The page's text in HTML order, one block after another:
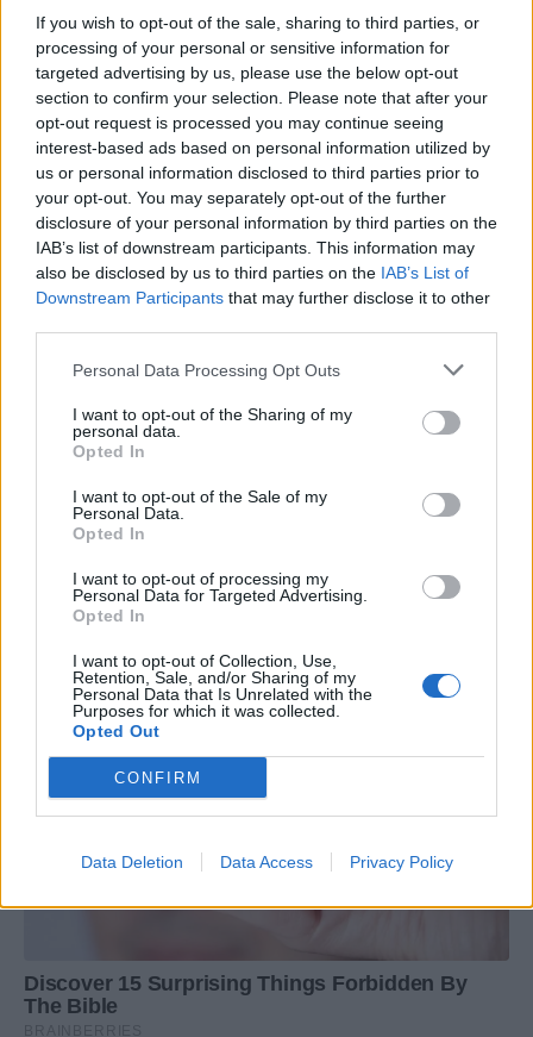
If you wish to opt-out of the sale, sharing to third parties, or
processing of your personal or sensitive information for
targeted advertising by us, please use the below opt-out
section to confirm your selection. Please note that after your
opt-out request is processed you may continue seeing
interest-based ads based on personal information utilized by
us or personal information disclosed to third parties prior to
your opt-out. You may separately opt-out of the further
disclosure of your personal information by third parties on the
IAB’s list of downstream participants. This information may
also be disclosed by us to third parties on the IAB’s List of
Downstream Participants that may further disclose it to other
Personal Data Processing Opt Outs
I want to opt-out of the Sharing of my
personal data.
Opted In
I want to opt-out of the Sale of my
Personal Data.
Opted In
I want to opt-out of processing my
Personal Data for Targeted Advertising.
Opted In
I want to opt-out of Collection, Use,
Retention, Sale, and/or Sharing of my
Personal Data that Is Unrelated with the
Purposes for which it was collected.
Opted Out
CONFIRM
Data Deletion Data Access Privacy Policy